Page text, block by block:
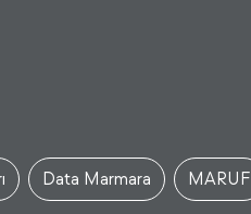
Data Marmara MARUF